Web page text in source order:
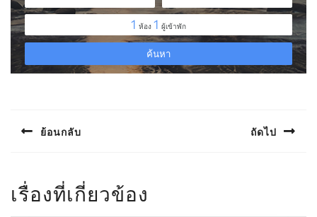
เรื่องย้อนกลับ ถัดไป
เรื่องที่เกี่ยวข้อง